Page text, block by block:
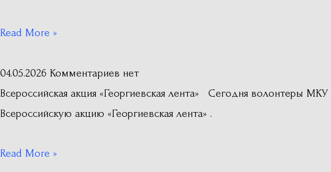
Read More »
04.05.2026 Комментариев нет
Всероссийская акция «Георгиевская лента» Сегодня волонтеры
Всероссийскую акцию «Георгиевская лента» .
Read More »